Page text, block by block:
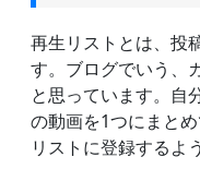
再生リストとは、投
す。ブログでいう、
と思っています。自
の動画を1つにまと
リストに登録するよ